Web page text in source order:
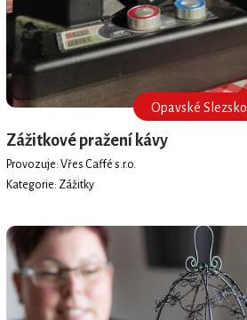
Opavské Slezsko
Zážitkové pražení kávy
Provozuje: Vřes Caffé s.r.o.
Kategorie: Zážitky